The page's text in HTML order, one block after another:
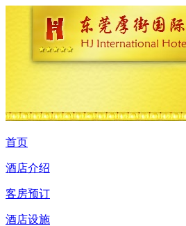
首页
酒店介绍
客房预订
酒店设施